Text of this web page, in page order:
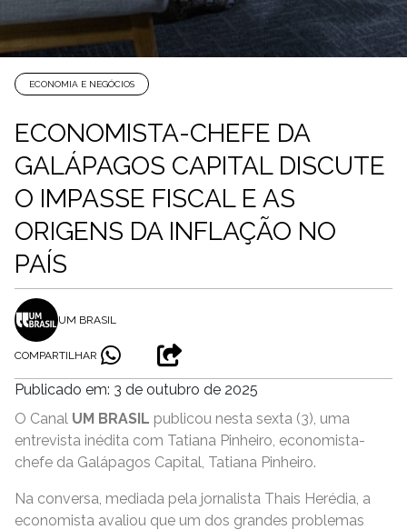
ECONOMIA E NEGÓCIOS
ECONOMISTA-CHEFE DA
GALÁPAGOS CAPITAL DISCUTE
O IMPASSE FISCAL E AS
ORIGENS DA INFLAÇÃO NO
PAÍS
COMPARTILHAR
UM BRASIL
Publicado em: 3 de outubro de 2025
O Canal UM BRASIL publicou nesta sexta (3), uma
entrevista inédita com Tatiana Pinheiro, economista-
chefe da Galápagos Capital, Tatiana Pinheiro.
Na conversa, mediada pela jornalista Thais Herédia, a
economista avaliou que um dos grandes problemas